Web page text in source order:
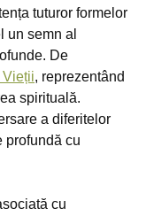
tuturor formelor
un semn al
De
, reprezentând
spirituală.
a diferitelor
profundă cu
cu